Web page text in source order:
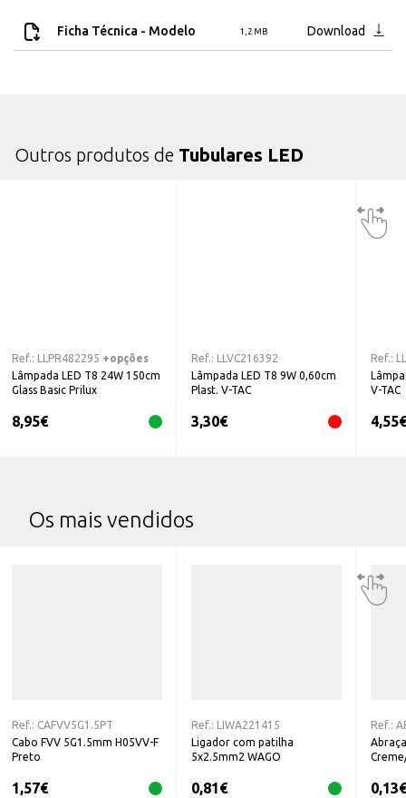
Ficha Técnica - Modelo 1,2 MB Download
Outros produtos de Tubulares LED
Ref.: LLPR482295 +opções
Lâmpada LED T8 24W 150cm
Glass Basic Prilux
8,95€
Ref.:
LLVC216392
Lâmpada LED T8 9W 0,60cm
Plast. V-TAC
3,30€
Ref.:
V-TAC
4,55€
Os mais vendidos
Ref.: CAFVV5G1.5PT
Cabo FVV 5G1.5mm H05VV-F
Preto
1,57€
Ref.:
LIWA221415
Ligador com patilha
5x2.5mm2 WAGO
0,81€
Ref.:
0,13€